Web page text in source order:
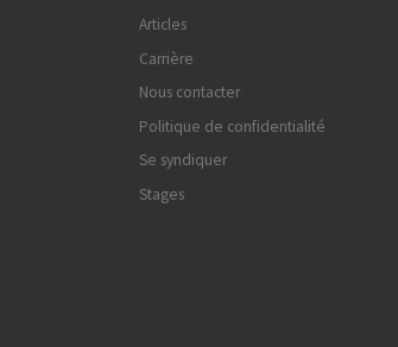
Articles
Carrière
Nous contacter
Politique de confidentialité
Se syndiquer
Stages